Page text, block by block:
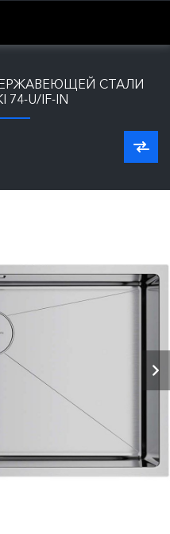
СТАЛИ
74-U/IF-IN